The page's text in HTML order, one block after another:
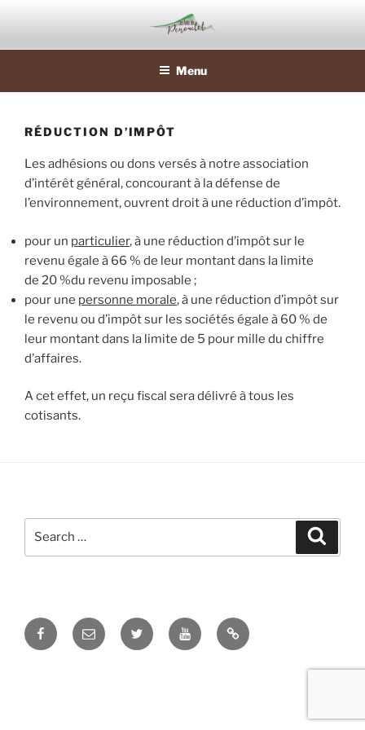
content
Menu
RÉDUCTION D’IMPÔT
Les adhésions ou dons versés à notre association
d’intérêt général, concourant à la défense de
l’environnement, ouvrent droit à une réduction d’impôt.
pour un particulier, à une réduction d’impôt sur le
revenu égale à 66 % de leur montant dans la limite
de 20 %du revenu imposable ;
pour une personne morale, à une réduction d’impôt sur
le revenu ou d’impôt sur les sociétés égale à 60 % de
leur montant dans la limite de 5 pour mille du chiffre
d’affaires.
A cet effet, un reçu fiscal sera délivré à tous les
cotisants.
Facebook
E-
mail
Twitter YoutubeGoogle
Maps